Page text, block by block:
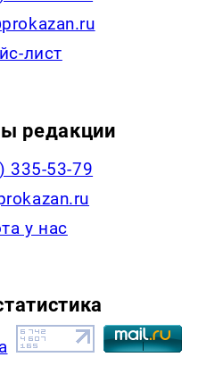
лист
редакции
335-53-79
у нас